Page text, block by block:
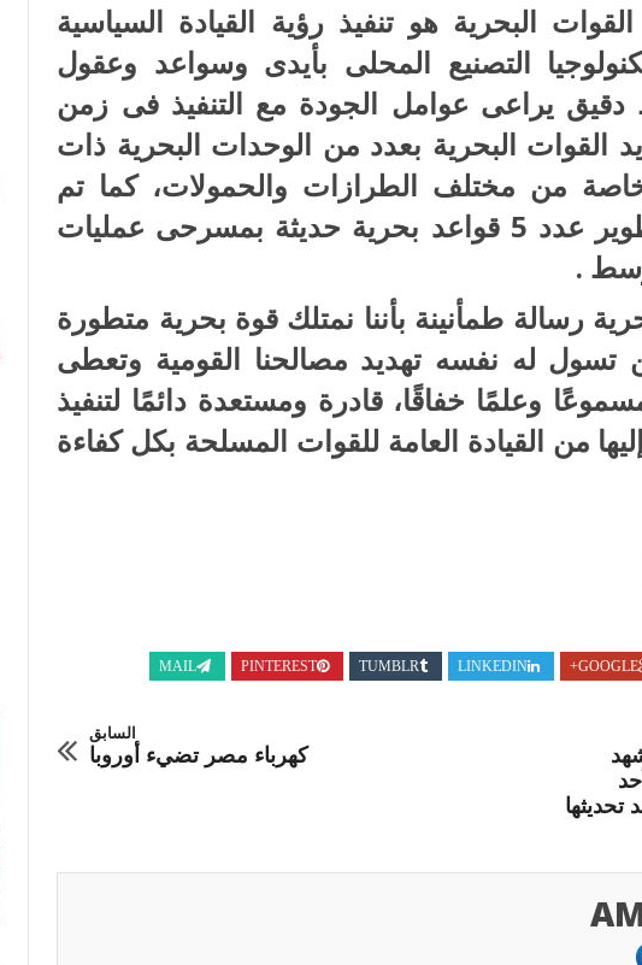
البحرية هو تنفيذ رؤية القيادة السياسية
التصنيع المحلى بأيدى وسواعد وعقول
يراعى عوامل الجودة مع التنفيذ فى زمن
القوات البحرية بعدد من الوحدات البحرية ذات
خاصة من مختلف الطرازات والحمولات، كما تم
الانتهاء من تشييد وتطوير عدد 5 قواعد بحرية حديثة بمسرحى عمليات
.
رسالة طمأنينة بأننا نمتلك قوة بحرية متطورة
له نفسه تهديد مصالحنا القومية وتعطى
وعلمًا خفاقًا، قادرة ومستعدة دائمًا لتنفيذ
من القيادة العامة للقوات المسلحة بكل كفاءة
GOOGLE+
LINKEDIN
TUMBLR
PINTEREST
MAIL
السابق
كهرباء مصر تضيء أوروبا
تحديثها